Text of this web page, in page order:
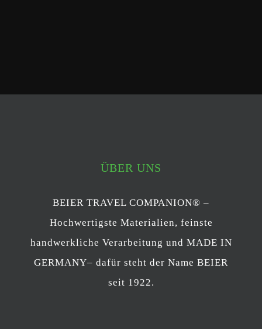
ÜBER UNS
BEIER TRAVEL COMPANION® –
Hochwertigste Materialien, feinste
handwerkliche Verarbeitung und MADE IN
GERMANY– dafür steht der Name BEIER
seit 1922.